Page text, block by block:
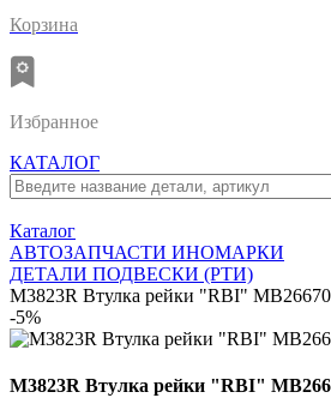
Корзина
Избранное
КАТАЛОГ
Каталог
АВТОЗАПЧАСТИ ИНОМАРКИ
ДЕТАЛИ ПОДВЕСКИ (РТИ)
M3823R Втулка рейки "RBI"
-5%
M3823R Втулка рейки "RBI"